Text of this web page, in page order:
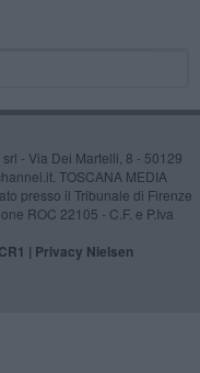
- Via Dei Martelli, 8 - 50129
TOSCANA MEDIA
presso il Tribunale di Firenze
ROC 22105 - C.F. e P.Iva
| Privacy Nielsen